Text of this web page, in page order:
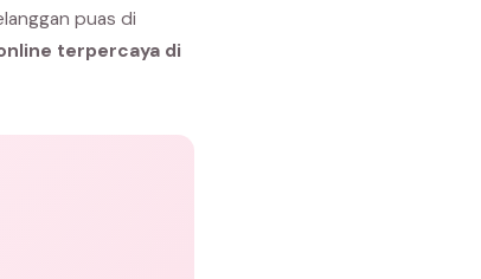
puas di
terpercaya di